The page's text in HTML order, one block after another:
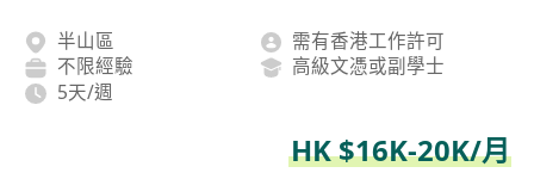
半山區
需有香港工作許可
不限經驗
高級文憑或副學士
5天/週
HK $16K-20K/月